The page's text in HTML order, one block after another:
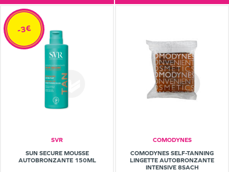
SVR
SUN SECURE MOUSSE
AUTOBRONZANTE 150ML
-3€
COMODYNES
COMODYNES SELF-TANNING
LINGETTE AUTOBRONZANTE
INTENSIVE 8SACH